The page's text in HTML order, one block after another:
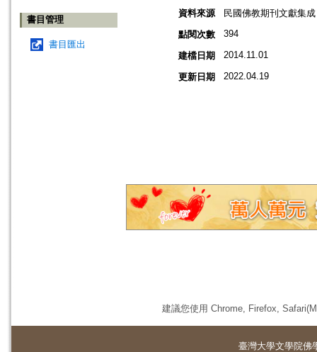
書目管理
書目匯出
資料來源
民國佛教期刊文獻集
點閱次數
394
建檔日期 2014.11.01
更新日期 2022.04.19
建議您使用 Chrome, Firefox,
臺灣大學文學院佛